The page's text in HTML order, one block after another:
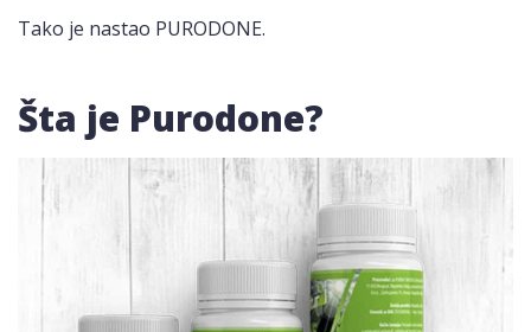
Tako je nastao PURODONE.
Šta je Purodone?